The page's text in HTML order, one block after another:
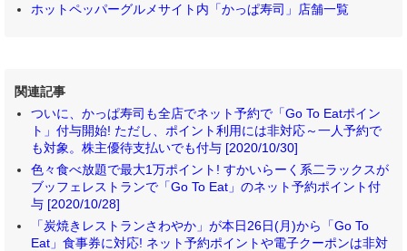
ホットペッパーグルメサイト内「かっぱ寿司」店舗一覧
関連記事
ついに、かっぱ寿司も全店でネット予約で「Go To Eatポイン
ト」付与開始! ただし、ポイント利用には非対応～一人予約で
も対象。株主優待支払いでも付与 [2020/10/30]
色々食べ放題で最大1万ポイント! すかいらーく系二ラックスが
ブッフェレストランで「Go To Eat」のネット予約ポイント付
与 [2020/10/28]
「炭焼きレストランさわやか」が本日26日(月)から「Go To
Eat」食事券に対応! ネット予約ポイントや電子クーポンは非対